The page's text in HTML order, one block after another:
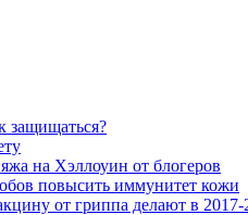
защищаться?
на Хэллоуин от блогеров
повысить иммунитет кожи
от гриппа делают в 2017-